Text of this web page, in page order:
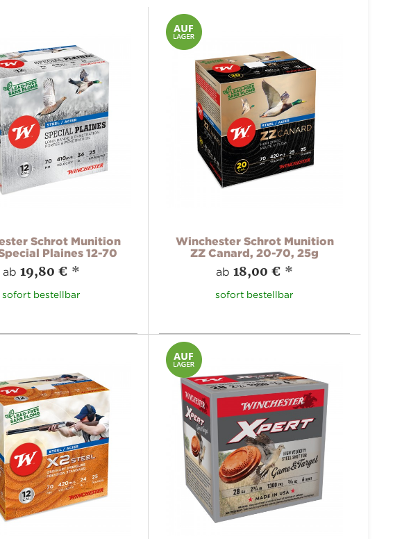
Schrot Munition
Plaines 12-70
ab19,80 € *
sofort bestellbar
Winchester Schrot Munition
ZZ Canard, 20-70, 25g
ab 18,00 € *
sofort bestellbar